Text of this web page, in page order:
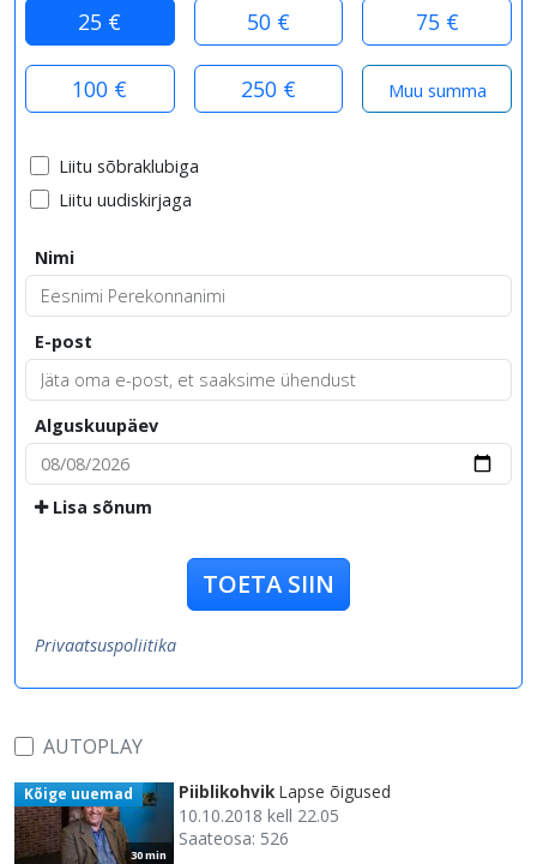
25 € 50 € 75 €
100 € 250 €
Liitu sõbraklubiga
Liitu uudiskirjaga
Nimi
E-post
Alguskuupäev
Lisa sõnum
TOETA SIIN
Privaatsuspoliitika
AUTOPLAY
30 min
Kõige uuemad Piiblikohvik Lapse õigused
10.10.2018 kell 22.05
Saateosa: 526